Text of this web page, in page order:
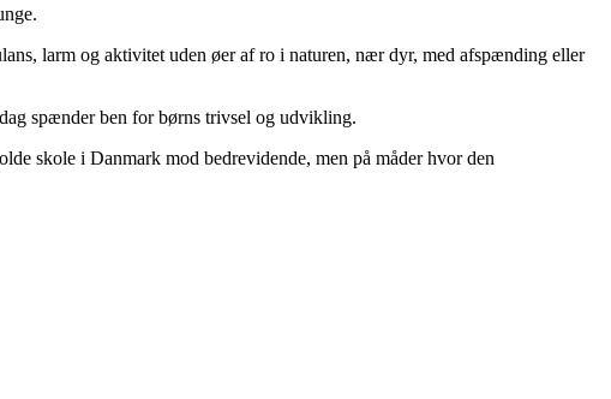
larm og aktivitet uden øer af ro i naturen, nær dyr, med afspænding eller
spænder ben for børns trivsel og udvikling.
skole i Danmark mod bedrevidende, men på måder hvor den